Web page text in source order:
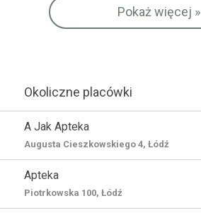
Pokaż więcej »
Okoliczne placówki
A Jak Apteka
Augusta Cieszkowskiego 4, Łódź
Apteka
Piotrkowska 100, Łódź